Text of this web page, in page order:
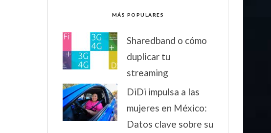
MÁS POPULARES
Sharedband o cómo
duplicar tu
streaming
DiDi impulsa a las
mujeres en México:
Datos clave sobre su